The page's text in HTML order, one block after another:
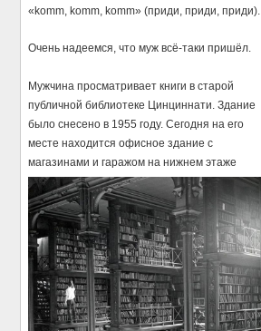
«komm, komm, komm» (приди, приди, приди).
Очень надеемся, что муж всё-таки пришёл.
Мужчина просматривает книги в старой
публичной библиотеке Цинциннати. Здание
было снесено в 1955 году. Сегодня на его
месте находится офисное здание с
магазинами и гаражом на нижнем этаже